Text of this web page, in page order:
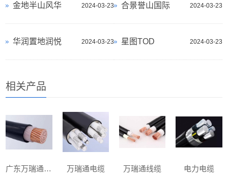
2024-03-23
金地半山风华 2024-03-23
合景誉山国际
2024-03-23
华润置地润悦 2024-03-23
星图TOD
相关产品
广东万瑞通电缆 万瑞通电缆 万瑞通线缆 电力电缆